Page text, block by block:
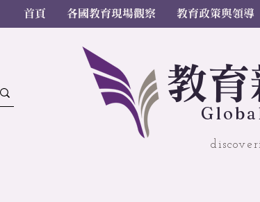
首頁 各國教育現場觀察 教育政策與領導
教育
Glo